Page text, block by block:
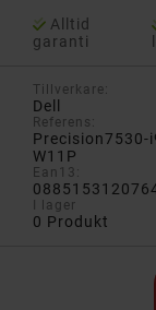
Alltid
garanti
Tillverkare:
Dell
Referens:
Precision7530-
W11P
Ean13:
I lager
0 Produkt